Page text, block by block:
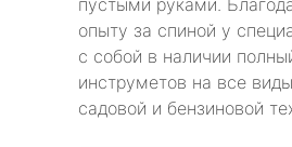
пустыми руками.
опыту за спиной у
с собой в наличии
инструметов на все
садовой и бензиновой